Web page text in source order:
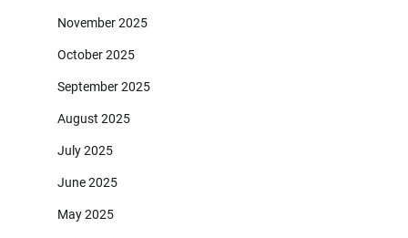
November 2025
October 2025
September 2025
August 2025
July 2025
June 2025
May 2025